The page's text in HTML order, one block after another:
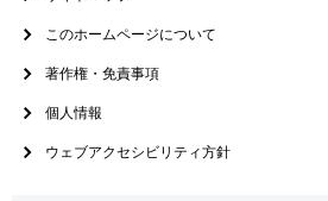
このホームページについて
著作権・免責事項
個人情報
ウェブアクセシビリティ方針